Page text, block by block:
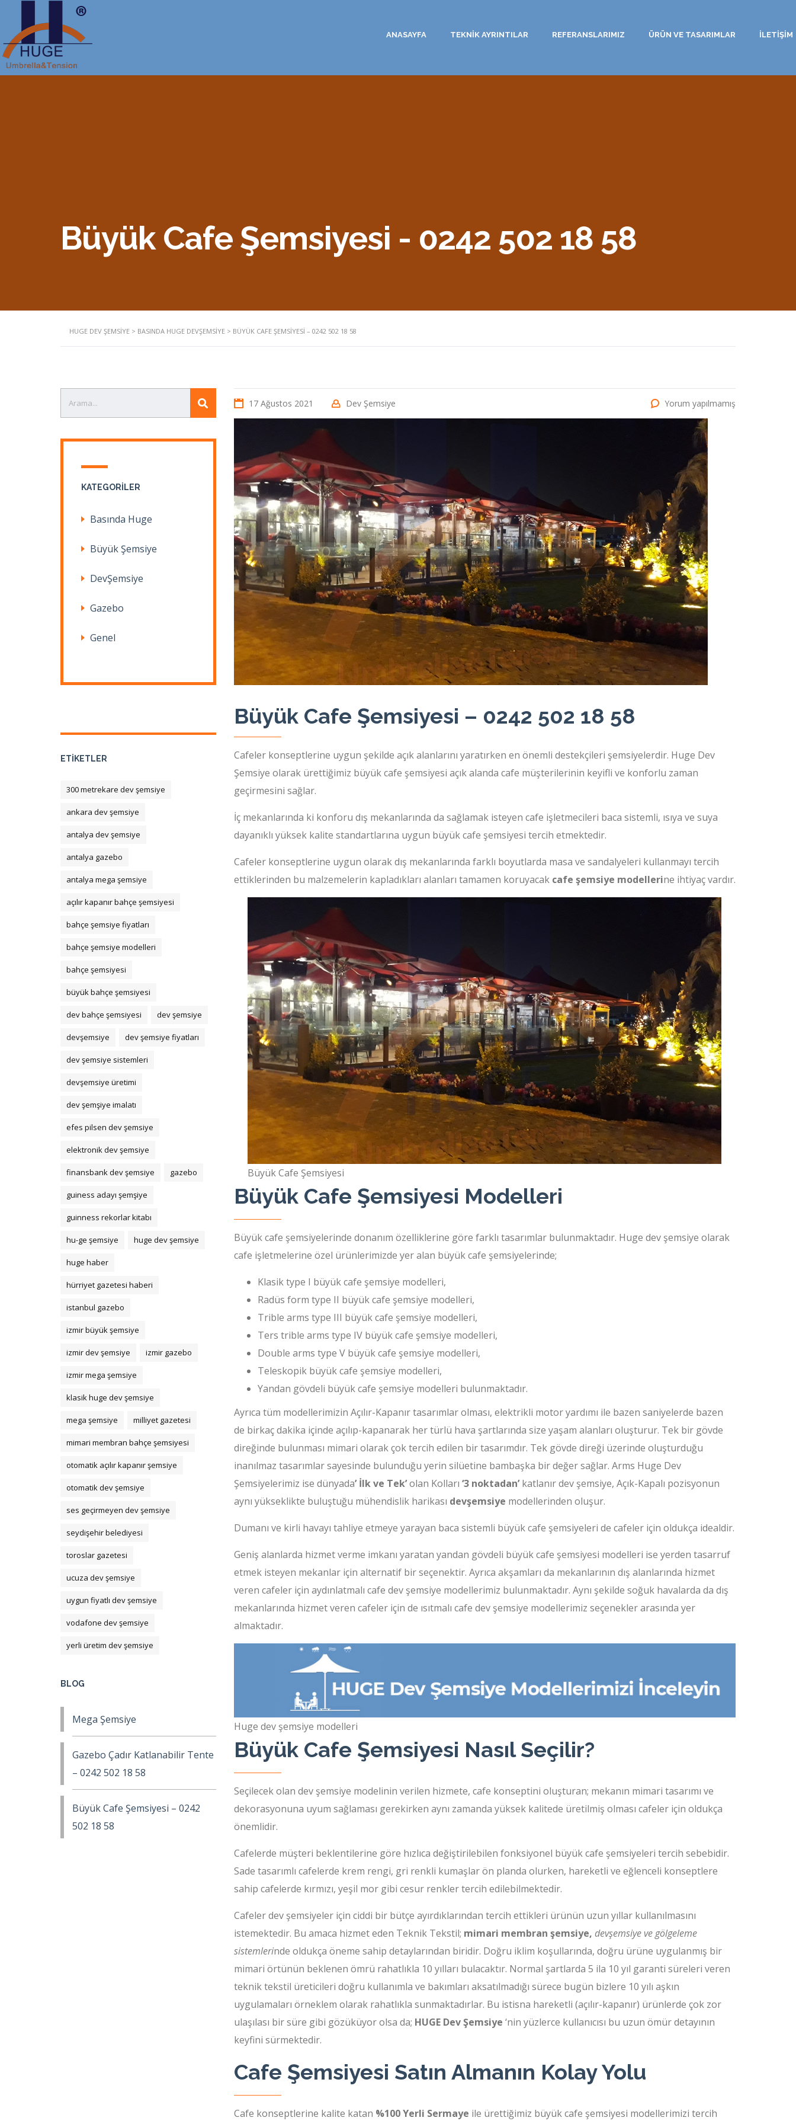
ANASAYFA TEKNİK AYRINTILAR REFERANSLARIMIZ ÜRÜN VE TASARIMLAR İLETİŞİM
Büyük Cafe Şemsiyesi - 0242 502 18 58
HUGE DEV ŞEMSIYE > BASINDA HUGE DEVŞEMSIYE > BÜYÜK CAFE ŞEMSIYESI – 0242 502 18 58
17 Ağustos 2021 Dev Şemsiye Yorum yapılmamış
Büyük Cafe Şemsiyesi – 0242 502 18 58
Cafeler konseptlerine uygun şekilde açık alanlarını yaratırken en önemli destekçileri şemsiyelerdir. Huge Dev
Şemsiye olarak ürettiğimiz büyük cafe şemsiyesi açık alanda cafe müşterilerinin keyifli ve konforlu zaman
geçirmesini sağlar.
İç mekanlarında ki konforu dış mekanlarında da sağlamak isteyen cafe işletmecileri baca sistemli, ısıya ve suya
dayanıklı yüksek kalite standartlarına uygun büyük cafe şemsiyesi tercih etmektedir.
Cafeler konseptlerine uygun olarak dış mekanlarında farklı boyutlarda masa ve sandalyeleri kullanmayı tercih
ettiklerinden bu malzemelerin kapladıkları alanları tamamen koruyacak cafe şemsiye modellerine ihtiyaç vardır.
Büyük Cafe Şemsiyesi
Büyük Cafe Şemsiyesi Modelleri
Büyük cafe şemsiyelerinde donanım özelliklerine göre farklı tasarımlar bulunmaktadır. Huge dev şemsiye olarak
cafe işletmelerine özel ürünlerimizde yer alan büyük cafe şemsiyelerinde;
Klasik type I büyük cafe şemsiye modelleri,
Radüs form type II büyük cafe şemsiye modelleri,
Trible arms type III büyük cafe şemsiye modelleri,
Ters trible arms type IV büyük cafe şemsiye modelleri,
Double arms type V büyük cafe şemsiye modelleri,
Teleskopik büyük cafe şemsiye modelleri,
Yandan gövdeli büyük cafe şemsiye modelleri bulunmaktadır.
Ayrıca tüm modellerimizin Açılır-Kapanır tasarımlar olması, elektrikli motor yardımı ile bazen saniyelerde bazen
de birkaç dakika içinde açılıp-kapanarak her türlü hava şartlarında size yaşam alanları oluşturur. Tek bir gövde
direğinde bulunması mimari olarak çok tercih edilen bir tasarımdır. Tek gövde direği üzerinde oluşturduğu
inanılmaz tasarımlar sayesinde bulunduğu yerin silüetine bambaşka bir değer sağlar. Arms Huge Dev
Şemsiyelerimiz ise dünyada’ İlk ve Tek’olan Kolları ‘3 noktadan’katlanır dev şemsiye, Açık-Kapalı pozisyonun
aynı yükseklikte buluştuğu mühendislik harikası devşemsiye modellerinden oluşur.
Dumanı ve kirli havayı tahliye etmeye yarayan baca sistemli büyük cafe şemsiyeleri de cafeler için oldukça idealdir.
Geniş alanlarda hizmet verme imkanı yaratan yandan gövdeli büyük cafe şemsiyesi modelleri ise yerden tasarruf
etmek isteyen mekanlar için alternatif bir seçenektir. Ayrıca akşamları da mekanlarının dış alanlarında hizmet
veren cafeler için aydınlatmalı cafe dev şemsiye modellerimiz bulunmaktadır. Aynı şekilde soğuk havalarda da dış
mekanlarında hizmet veren cafeler için de ısıtmalı cafe dev şemsiye modellerimiz seçenekler arasında yer
almaktadır.
Huge dev şemsiye modelleri
Büyük Cafe Şemsiyesi Nasıl Seçilir?
Seçilecek olan dev şemsiye modelinin verilen hizmete, cafe konseptini oluşturan; mekanın mimari tasarımı ve
dekorasyonuna uyum sağlaması gerekirken aynı zamanda yüksek kalitede üretilmiş olması cafeler için oldukça
önemlidir.
Cafelerde müşteri beklentilerine göre hızlıca değiştirilebilen fonksiyonel büyük cafe şemsiyeleri tercih sebebidir.
Sade tasarımlı cafelerde krem rengi, gri renkli kumaşlar ön planda olurken, hareketli ve eğlenceli konseptlere
sahip cafelerde kırmızı, yeşil mor gibi cesur renkler tercih edilebilmektedir.
Cafeler dev şemsiyeler için ciddi bir bütçe ayırdıklarından tercih ettikleri ürünün uzun yıllar kullanılmasını
istemektedir. Bu amaca hizmet eden Teknik Tekstil; mimari membran şemsiye, devşemsiye ve gölgeleme
sistemlerinde oldukça öneme sahip detaylarından biridir. Doğru iklim koşullarında, doğru ürüne uygulanmış bir
mimari örtünün beklenen ömrü rahatlıkla 10 yılları bulacaktır. Normal şartlarda 5 ila 10 yıl garanti süreleri veren
teknik tekstil üreticileri doğru kullanımla ve bakımları aksatılmadığı sürece bugün bizlere 10 yılı aşkın
uygulamaları örneklem olarak rahatlıkla sunmaktadırlar. Bu istisna hareketli (açılır-kapanır) ürünlerde çok zor
ulaşılası bir süre gibi gözüküyor olsa da; HUGE Dev Şemsiye ‘nin yüzlerce kullanıcısı bu uzun ömür detayının
keyfini sürmektedir.
Cafe Şemsiyesi Satın Almanın Kolay Yolu
Cafe konseptlerine kalite katan %100 Yerli Sermaye ile ürettiğimiz büyük cafe şemsiyesi modellerimizi tercih
KATEGORILER
Basında Huge
Büyük Şemsiye
DevŞemsiye
Gazebo
Genel
ETIKETLER
300 metrekare dev şemsiye
ankara dev şemsiye
antalya dev şemsiye
antalya gazebo
antalya mega şemsiye
açılır kapanır bahçe şemsiyesi
bahçe şemsiye fiyatları
bahçe şemsiye modelleri
bahçe şemsiyesi
büyük bahçe şemsiyesi
dev bahçe şemsiyesi dev şemsiye
devşemsiye dev şemsiye fiyatları
dev şemsiye sistemleri
devşemsiye üretimi
dev şemşiye imalatı
efes pilsen dev şemsiye
elektronik dev şemsiye
finansbank dev şemsiye gazebo
guiness adayı şemşiye
guinness rekorlar kitabı
hu-ge şemsiye huge dev şemsiye
huge haber
hürriyet gazetesi haberi
istanbul gazebo
izmir büyük şemsiye
izmir dev şemsiye izmir gazebo
izmir mega şemsiye
klasik huge dev şemsiye
mega şemsiye milliyet gazetesi
mimari membran bahçe şemsiyesi
otomatik açılır kapanır şemsiye
otomatik dev şemsiye
ses geçirmeyen dev şemsiye
seydişehir belediyesi
toroslar gazetesi
ucuza dev şemsiye
uygun fiyatlı dev şemsiye
vodafone dev şemsiye
yerli üretim dev şemsiye
BLOG
Mega Şemsiye
Gazebo Çadır Katlanabilir Tente
– 0242 502 18 58
Büyük Cafe Şemsiyesi – 0242
502 18 58